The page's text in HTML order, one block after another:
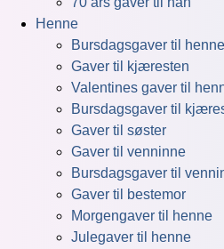
Henne
Bursdagsgaver til henne
Gaver til kjæresten
Valentines gaver til
Bursdagsgaver til
Gaver til søster
Gaver til venninne
Bursdagsgaver til
Gaver til bestemor
Morgengaver til henne
Julegaver til henne